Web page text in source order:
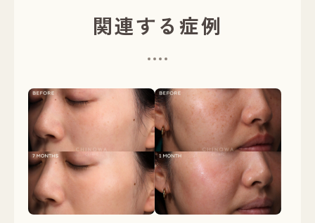
関連する症例